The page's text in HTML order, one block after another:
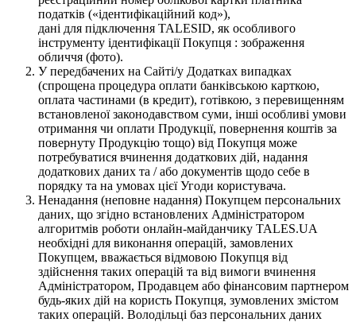
податків («ідентифікаційний код»),
дані для підключення TALESID, як особливого
інструменту ідентифікації Покупця : зображення
обличчя (фото).
У передбачених на Сайті/у Додатках випадках
(спрощена процедура оплати банківською карткою,
оплата частинами (в кредит), готівкою, з перевищенням
встановленої законодавством суми, інші особливі умови
отримання чи оплати Продукції, повернення коштів за
повернуту Продукцію тощо) від Покупця може
потребуватися вчинення додаткових дій, надання
додаткових даних та / або документів щодо себе в
порядку та на умовах цієї Угоди користувача.
Ненадання (неповне надання) Покупцем персональних
даних, що згідно встановлених Адміністратором
алгоритмів роботи онлайн-майданчику TALES.UA
необхідні для виконання операцій, замовлених
Покупцем, вважається відмовою Покупця від
здійснення таких операцій та від вимоги вчинення
Адміністратором, Продавцем або фінансовим партнером
будь-яких дій на користь Покупця, зумовлених змістом
таких операцій. Володільці баз персональних даних